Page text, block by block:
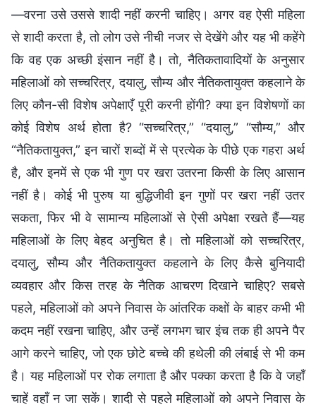
—वरना उसे उससे शादी नहीं करनी चाहिए। अगर वह ऐसी महिला
से शादी करता है, तो लोग उसे नीची नजर से देखेंगे और यह भी कहेंगे
कि वह एक अच्छी इंसान नहीं है। तो, नैतिकतावादियों के अनुसार
महिलाओं को सच्चरित्र, दयालु, सौम्य और नैतिकतायुक्त कहलाने के
लिए कौन-सी विशेष अपेक्षाएँ पूरी करनी होंगी? क्या इन विशेषणों का
कोई विशेष अर्थ होता है? “सच्चरित्र,” “दयालु,” “सौम्य,” और
“नैतिकतायुक्त,” इन चारों शब्दों में से प्रत्येक के पीछे एक गहरा अर्थ
है, और इनमें से एक भी गुण पर खरा उतरना किसी के लिए आसान
नहीं है। कोई भी पुरुष या बुद्धिजीवी इन गुणों पर खरा नहीं उतर
सकता, फिर भी वे सामान्य महिलाओं से ऐसी अपेक्षा रखते हैं—यह
महिलाओं के लिए बेहद अनुचित है। तो महिलाओं को सच्चरित्र,
दयालु, सौम्य और नैतिकतायुक्त कहलाने के लिए कैसे बुनियादी
व्यवहार और किस तरह के नैतिक आचरण दिखाने चाहिए? सबसे
पहले, महिलाओं को अपने निवास के आंतरिक कक्षों के बाहर कभी भी
कदम नहीं रखना चाहिए, और उन्हें लगभग चार इंच तक ही अपने पैर
आगे करने चाहिए, जो एक छोटे बच्चे की हथेली की लंबाई से भी कम
है। यह महिलाओं पर रोक लगाता है और पक्का करता है कि वे जहाँ
चाहें वहाँ न जा सकें। शादी से पहले महिलाओं को अपने निवास के